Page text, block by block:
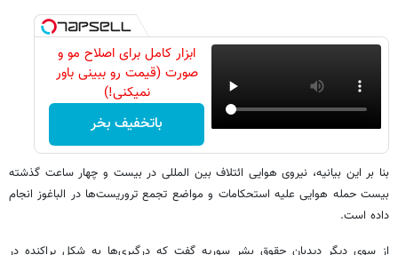
ابزار کامل برای اصلاح مو و
صورت (قیمت رو ببینی باور
نمیکنی!)
باتخفیف بخر
بنا بر این بیانیه، نیروی هوایی ائتلاف بین المللی در بیست و چهار ساعت گذشته
بیست حمله هوایی علیه استحکامات و مواضع تجمع تروریست‌ها در الباغوز انجام
داده است.
از سوی دیگر دیدبان حقوق بشر سوریه گفت که درگیری‌ها به شکل پراکنده در